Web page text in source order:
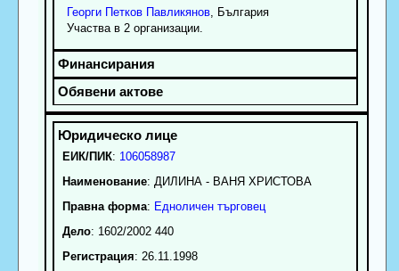
Георги Петков Павликянов, България
Участва в 2 организации.
ЕИК/ПИК: 106058987
Наименование: ДИЛИНА - ВАНЯ ХРИСТОВА
Правна форма: Едноличен търговец
Дело: 1602/2002 440
Регистрация: 26.11.1998